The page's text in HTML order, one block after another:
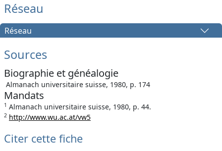
Réseau
Réseau
Sources
Biographie et généalogie
Almanach universitaire suisse, 1980, p. 174
Mandats
1 Almanach universitaire suisse, 1980, p. 44.
2 http://www.wu.ac.at/vw5
Citer cette fiche